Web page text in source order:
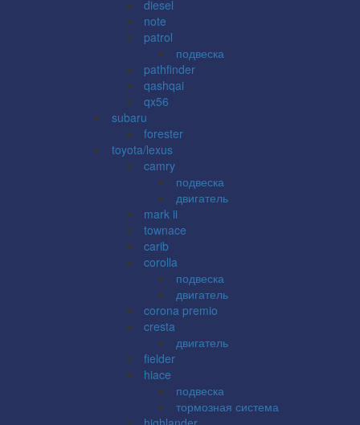
diesel
note
patrol
подвеска
pathfinder
qashqai
qx56
subaru
forester
toyota/lexus
camry
подвеска
двигатель
mark ii
townace
carib
corolla
подвеска
двигатель
corona premio
cresta
двигатель
fielder
hiace
подвеска
тормозная система